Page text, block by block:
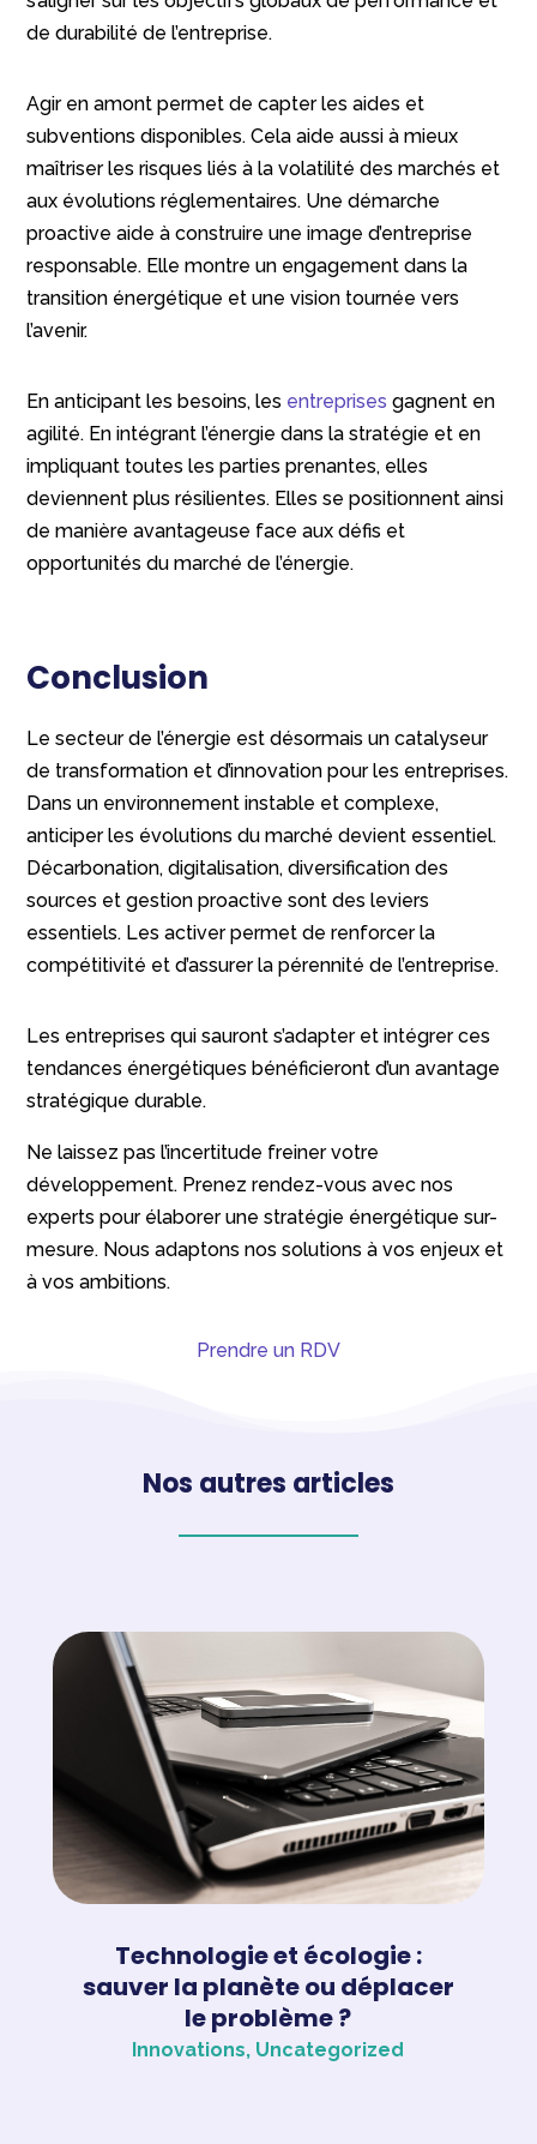
de durabilité de l’entreprise.
Agir en amont permet de capter les aides et
subventions disponibles. Cela aide aussi à mieux
maîtriser les risques liés à la volatilité des marchés et
aux évolutions réglementaires. Une démarche
proactive aide à construire une image d’entreprise
responsable. Elle montre un engagement dans la
transition énergétique et une vision tournée vers
l’avenir.
En anticipant les besoins, les entreprises gagnent en
agilité. En intégrant l’énergie dans la stratégie et en
impliquant toutes les parties prenantes, elles
deviennent plus résilientes. Elles se positionnent ainsi
de manière avantageuse face aux défis et
opportunités du marché de l’énergie.
Conclusion
Le secteur de l’énergie est désormais un catalyseur
de transformation et d’innovation pour les entreprises.
Dans un environnement instable et complexe,
anticiper les évolutions du marché devient essentiel.
Décarbonation, digitalisation, diversification des
sources et gestion proactive sont des leviers
essentiels. Les activer permet de renforcer la
compétitivité et d’assurer la pérennité de l’entreprise.
Les entreprises qui sauront s’adapter et intégrer ces
tendances énergétiques bénéficieront d’un avantage
stratégique durable.
Ne laissez pas l’incertitude freiner votre
développement. Prenez rendez-vous avec nos
experts pour élaborer une stratégie énergétique sur-
mesure. Nous adaptons nos solutions à vos enjeux et
à vos ambitions.
Prendre un RDV
Nos autres articles
Technologie et écologie :
sauver la planète ou déplacer
le problème ?
Innovations, Uncategorized